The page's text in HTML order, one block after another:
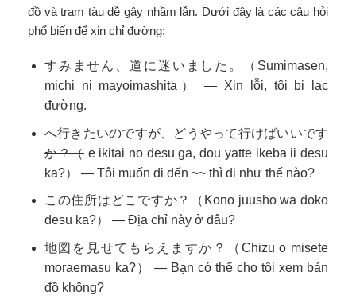
đồ và trạm tàu dễ gây nhầm lẫn. Dưới đây là các câu hỏi
phổ biến để xin chỉ đường:
すみません、道に迷いました。（Sumimasen,
michi ni mayoimashita） — Xin lỗi, tôi bị lạc
đường.
へ行きたいのですが、どうやって行けばいいです
か？（e ikitai no desu ga, dou yatte ikeba ii desu
ka?） — Tôi muốn đi đến ~~ thì đi như thế nào?
この住所はどこですか？（Kono juusho wa doko
desu ka?） — Địa chỉ này ở đâu?
地図を見せてもらえますか？（Chizu o misete
moraemasu ka?） — Bạn có thể cho tôi xem bản
đồ không?